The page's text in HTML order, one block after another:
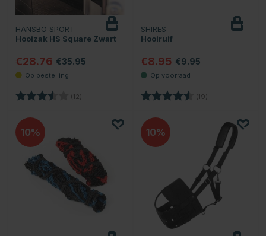
HANSBO SPORT
Hooizak HS Square Zwart
€28.76 €35.95
Beoordeling: (12)
SHIRES
Hooiruif
€8.95 €9.95
Beoordeling: (19)
10 10